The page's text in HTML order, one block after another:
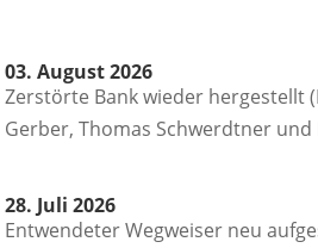
03. August 2026
Zerstörte Bank wieder hergestellt
Gerber, Thomas Schwerdtner und
28. Juli 2026
Entwendeter Wegweiser neu